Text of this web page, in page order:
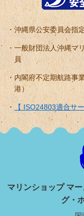
沖縄県公安委員会指
一般財団法人沖縄マ
員
内閣府不定期航路事
港）
【 ISO24803適合サ
マリンショップ マ
グ・